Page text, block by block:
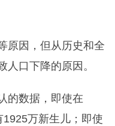
原因，但从历史和全
口下降的原因。
的数据，即使在
万新生儿；即使